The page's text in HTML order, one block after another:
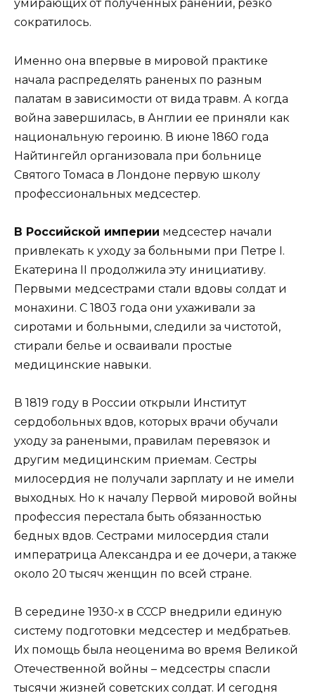
умирающих от полученных ранений, резко
сократилось.
Именно она впервые в мировой практике
начала распределять раненых по разным
палатам в зависимости от вида травм. А когда
война завершилась, в Англии ее приняли как
национальную героиню. В июне 1860 года
Найтингейл организовала при больнице
Святого Томаса в Лондоне первую школу
профессиональных медсестер.
В Российской империи медсестер начали
привлекать к уходу за больными при Петре I.
Екатерина II продолжила эту инициативу.
Первыми медсестрами стали вдовы солдат и
монахини. С 1803 года они ухаживали за
сиротами и больными, следили за чистотой,
стирали белье и осваивали простые
медицинские навыки.
В 1819 году в России открыли Институт
сердобольных вдов, которых врачи обучали
уходу за ранеными, правилам перевязок и
другим медицинским приемам. Сестры
милосердия не получали зарплату и не имели
выходных. Но к началу Первой мировой войны
профессия перестала быть обязанностью
бедных вдов. Сестрами милосердия стали
императрица Александра и ее дочери, а также
около 20 тысяч женщин по всей стране.
В середине 1930-х в СССР внедрили единую
систему подготовки медсестер и медбратьев.
Их помощь была неоценима во время Великой
Отечественной войны – медсестры спасли
тысячи жизней советских солдат. И сегодня